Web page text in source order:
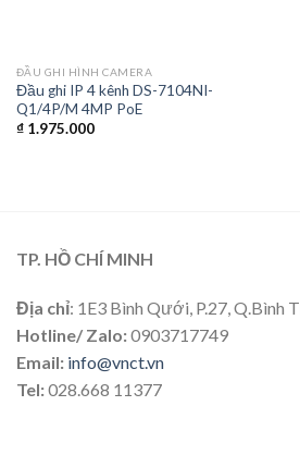
ĐẦU GHI HÌNH CAMERA
Đầu ghi IP 4 kênh DS-7104NI-
Q1/4P/M 4MP PoE
₫1.975.000
TP. HỒ CHÍ MINH
Địa chỉ: 1E3 Bình Qưới, P.27, Q.Bình
Hotline/ Zalo:0903717749
Email: info@vnct.vn
Tel:028.668 11377